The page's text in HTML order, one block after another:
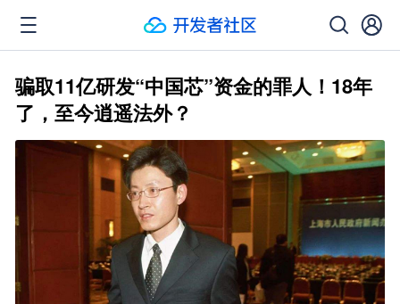
骗取11亿研发“中国芯”资金的罪人！18年
了，至今逍遥法外？